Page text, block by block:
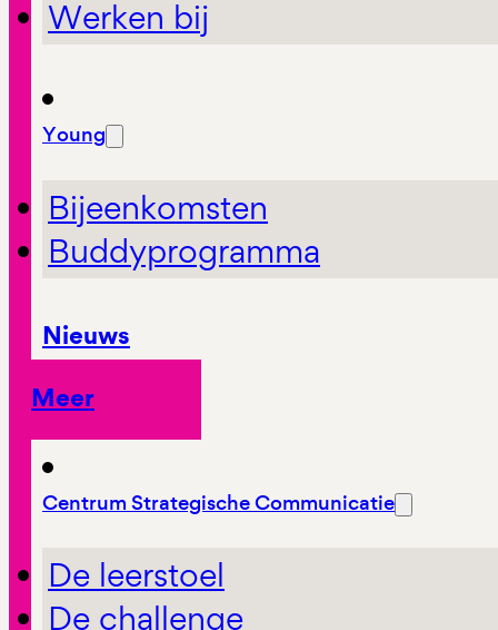
Werken bij
Young
Bijeenkomsten
Buddyprogramma
Nieuws
Meer
Centrum Strategische Communicatie
De leerstoel
De challenge